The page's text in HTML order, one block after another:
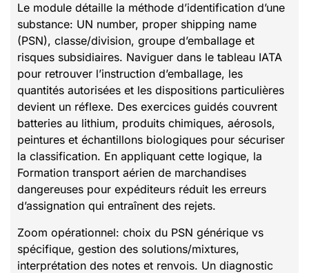
Le module détaille la méthode d’identification d’une
substance: UN number, proper shipping name
(PSN), classe/division, groupe d’emballage et
risques subsidiaires. Naviguer dans le tableau IATA
pour retrouver l’instruction d’emballage, les
quantités autorisées et les dispositions particulières
devient un réflexe. Des exercices guidés couvrent
batteries au lithium, produits chimiques, aérosols,
peintures et échantillons biologiques pour sécuriser
la classification. En appliquant cette logique, la
Formation transport aérien de marchandises
dangereuses pour expéditeurs réduit les erreurs
d’assignation qui entraînent des rejets.
Zoom opérationnel: choix du PSN générique vs
spécifique, gestion des solutions/mixtures,
interprétation des notes et renvois. Un diagnostic